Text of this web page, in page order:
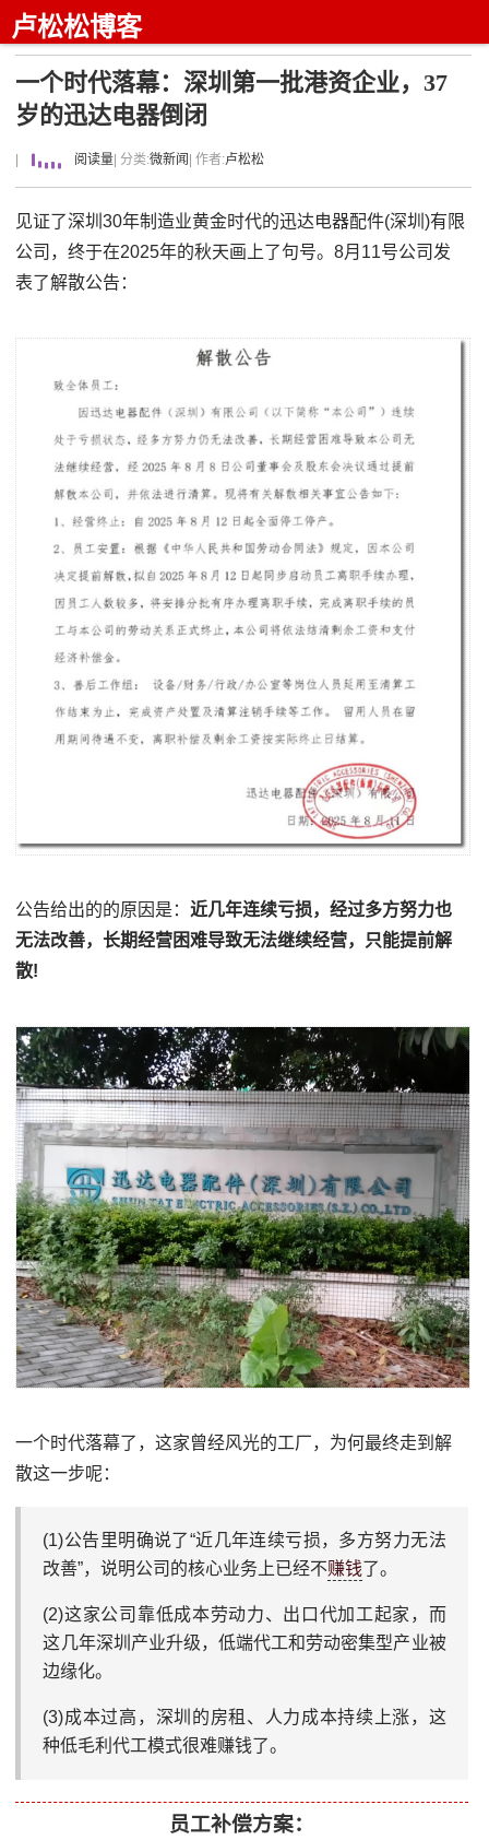
卢松松博客
一个时代落幕：深圳第一批港资企业，37
岁的迅达电器倒闭
阅读量 | 分类:微新闻 | 作者:卢松松
见证了深圳30年制造业黄金时代的迅达电器配件(深圳)有限
公司，终于在2025年的秋天画上了句号。8月11号公司发
表了解散公告：
公告给出的的原因是：近几年连续亏损，经过多方努力也
无法改善，长期经营困难导致无法继续经营，只能提前解
散!
一个时代落幕了，这家曾经风光的工厂，为何最终走到解
散这一步呢：
(1)公告里明确说了“近几年连续亏损，多方努力无法
改善”，说明公司的核心业务上已经不赚钱了。
(2)这家公司靠低成本劳动力、出口代加工起家，而
这几年深圳产业升级，低端代工和劳动密集型产业被
边缘化。
(3)成本过高，深圳的房租、人力成本持续上涨，这
种低毛利代工模式很难赚钱了。
员工补偿方案：